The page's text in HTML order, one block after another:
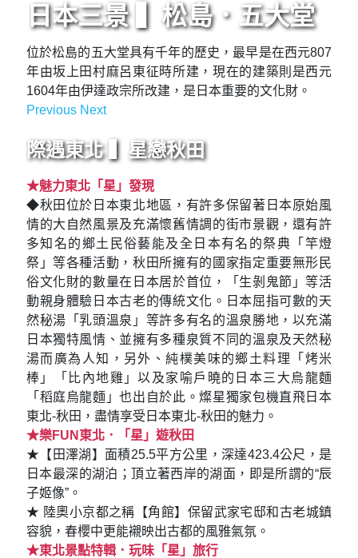
日本三景 ▍松島．五大堂
位於松島的五大堂具有千年的歷史，最早是在西元807
年由坂上田村麻呂東征時所建，現在的建築則是西元
1604年由伊達政宗所改建，是日本重要的文化財。
Previous Previous
NextNext
際遇東北 ▍星戀秋田
★魅力東北「星」發現
◆秋田位於日本東北地區，有許多保留著日本原始風
情的大自然風景及充滿懷舊情調的街市景觀，還有許
多知名的鄉土民俗藝能及全日本有名的祭典「竿燈
祭」等各種活動，秋田所擁有的國家指定重要無形民
俗文化財的數量在日本居於首位，「生剝鬼節」等活
動親身體驗日本古老的傳統文化。日本屈指可數的天
然秘湯「乳頭溫泉」等許多有名的溫泉勝地，以充滿
日本獨特風情、並擁有多種泉質不同的溫泉及天然秘
湯而廣為人知，另外、純樸美味的鄉土料理「烤米
棒」「比內地雞」以及家喻戶曉的日本三大烏龍麵
「稻庭烏龍麵」也出自於此。燦星獨家包機直飛日本
東北-秋田，盡情享受日本東北-秋田的魅力。
★樂FUN東北．「星」遊秋田
★【田澤湖】面積25.5平方公里，深達423.4公尺，是
日本最深的湖泊；頂立著西岸的湖面，即是所謂的“辰
子姬像”。
★ 陸奧小京都之稱【角館】保留武家宅邸和古老城鎮
容貌，春櫻中更能襯映出古都的風雅氣氛。
★東北景點特輯．玩味「星」旅行